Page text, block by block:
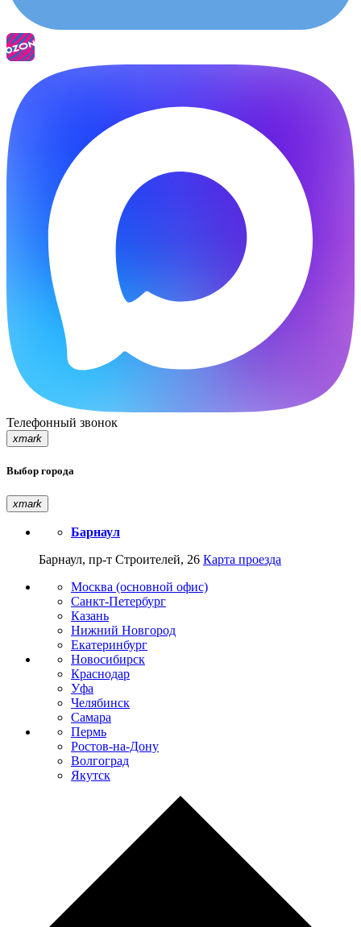
Телефонный звонок
xmark
Выбор города
xmark
Барнаул
Барнаул, пр-т Строителей, 26 Карта проезда
Москва (основной офис)
Санкт-Петербург
Казань
Нижний Новгород
Екатеринбург
Новосибирск
Краснодар
Уфа
Челябинск
Самара
Пермь
Ростов-на-Дону
Волгоград
Якутск